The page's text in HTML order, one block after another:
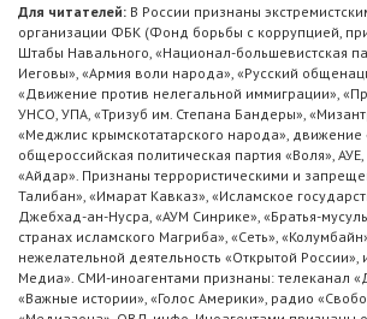
Для читателей: В России признаны
организации ФБК (Фонд борьбы с коррупцией,
Штабы Навального, «Национал-большевистская
Иеговы», «Армия воли народа», «Русский
«Движение против нелегальной иммиграции»,
УНСО, УПА, «Тризуб им. Степана Бандеры»,
«Меджлис крымскотатарского народа», движение
общероссийская политическая партия «Воля»,
«Айдар». Признаны террористическими и
Талибан», «Имарат Кавказ», «Исламское
Джебхад-ан-Нусра, «АУМ Синрике», «Братья-
странах исламского Магриба», «Сеть»,
нежелательной деятельность «Открытой России»,
Медиа». СМИ-иноагентами признаны: телеканал
«Важные истории», «Голос Америки», радио